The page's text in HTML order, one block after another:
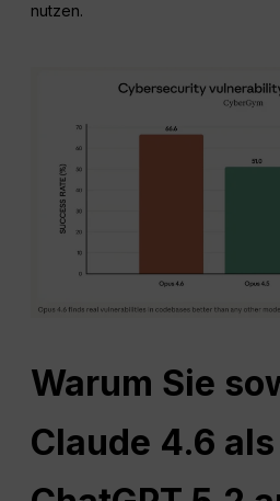
nutzen.
Warum Sie
Claude 4.6